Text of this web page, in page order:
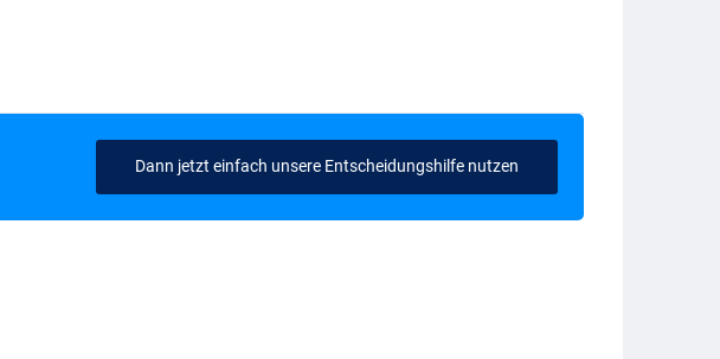
Dann jetzt einfach unsere Entscheidungshilfe nutzen